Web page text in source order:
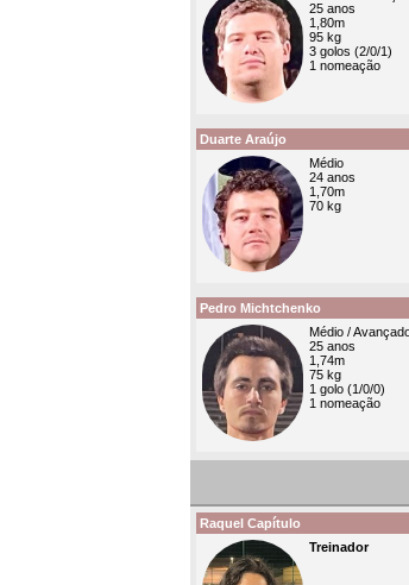
25 anos
1,80m
95 kg
3 golos (2/0/1)
1 nomeação
Duarte Araújo
Médio
24 anos
1,70m
70 kg
Pedro Michtchenko
Médio /
25 anos
1,74m
75 kg
1 golo (1/0/0)
1 nomeação
Raquel Capítulo
Treinador